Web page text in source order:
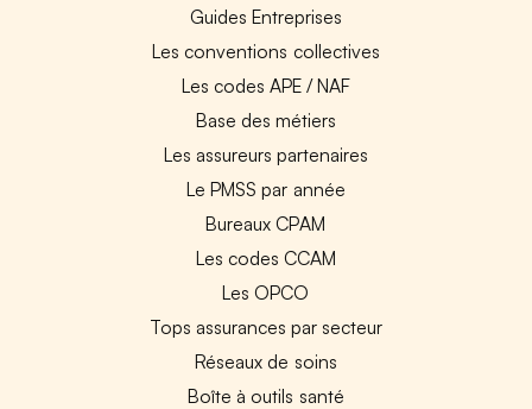
Guides Entreprises
Les conventions collectives
Les codes APE / NAF
Base des métiers
Les assureurs partenaires
Le PMSS par année
Bureaux CPAM
Les codes CCAM
Les OPCO
Tops assurances par secteur
Réseaux de soins
Boîte à outils santé